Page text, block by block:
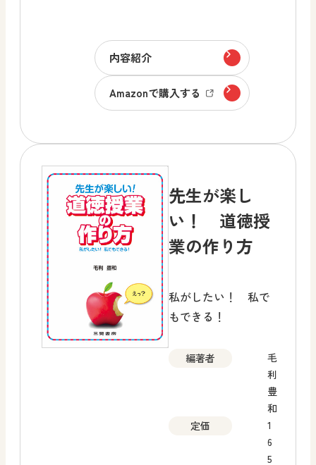
内容紹介
Amazonで購入する
先生が楽し
い！ 道徳授
業の作り方
私がしたい！ 私で
もできる！
編著者
毛
利
豊
和
定価
1
6
5